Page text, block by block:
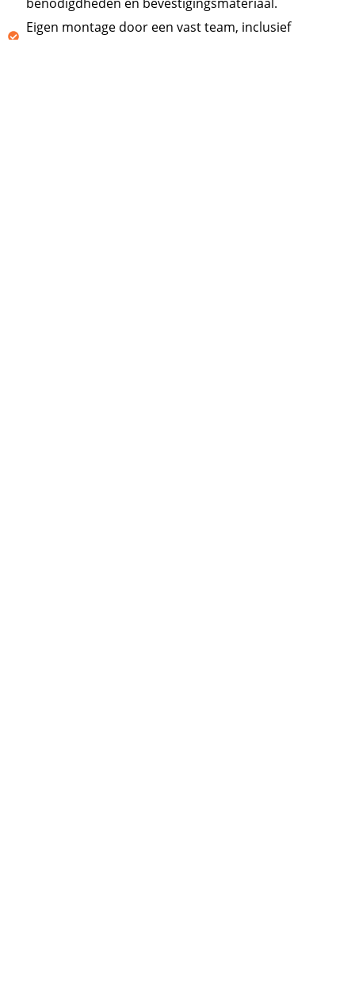
benodigdheden en bevestigingsmateriaal.
Eigen montage door een vast team, inclusief